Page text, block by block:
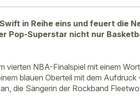
in Reihe eins und feuert die
Pop-Superstar nicht nur
vierten NBA-Finalspiel mit einem
blauen Oberteil mit dem
die Sängerin der Rockband